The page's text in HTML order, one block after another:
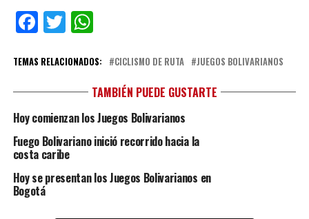
Facebook
TwitterWhatsApp
TEMAS RELACIONADOS: CICLISMO DE RUTA JUEGOS BOLIVARIANOS
TAMBIÉN PUEDE GUSTARTE
Hoy comienzan los Juegos Bolivarianos
Fuego Bolivariano inició recorrido hacia la
costa caribe
Hoy se presentan los Juegos Bolivarianos en
Bogotá